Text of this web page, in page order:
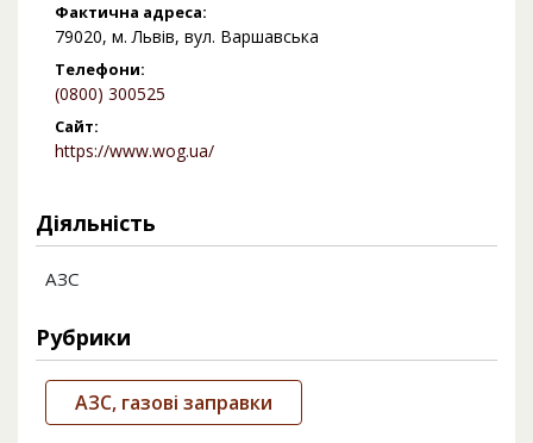
Фактична адреса:
79020, м. Львів, вул. Варшавська
Телефони:
(0800) 300525
Сайт:
https://www.wog.ua/
Діяльність
АЗС
Рубрики
АЗС, газові заправки